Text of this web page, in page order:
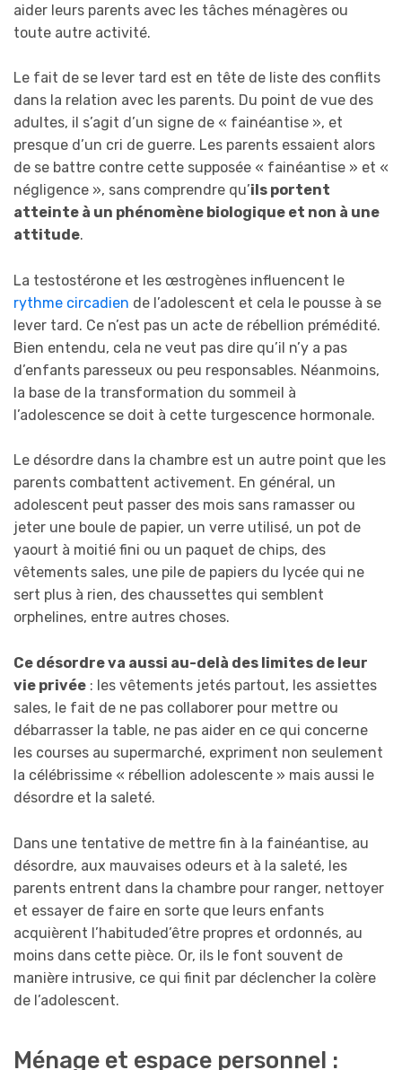
aider leurs parents avec les tâches ménagères ou
toute autre activité.
Le fait de se lever tard est en tête de liste des conflits
dans la relation avec les parents. Du point de vue des
adultes, il s’agit d’un signe de « fainéantise », et
presque d’un cri de guerre. Les parents essaient alors
de se battre contre cette supposée « fainéantise » et «
négligence », sans comprendre qu’ils portent
atteinte à un phénomène biologique et non à une
attitude.
La testostérone et les œstrogènes influencent le
rythme circadien de l’adolescent et cela le pousse à se
lever tard. Ce n’est pas un acte de rébellion prémédité.
Bien entendu, cela ne veut pas dire qu’il n’y a pas
d’enfants paresseux ou peu responsables. Néanmoins,
la base de la transformation du sommeil à
l’adolescence se doit à cette turgescence hormonale.
Le désordre dans la chambre est un autre point que les
parents combattent activement. En général, un
adolescent peut passer des mois sans ramasser ou
jeter une boule de papier, un verre utilisé, un pot de
yaourt à moitié fini ou un paquet de chips, des
vêtements sales, une pile de papiers du lycée qui ne
sert plus à rien, des chaussettes qui semblent
orphelines, entre autres choses.
Ce désordre va aussi au-delà des limites de leur
vie privée : les vêtements jetés partout, les assiettes
sales, le fait de ne pas collaborer pour mettre ou
débarrasser la table, ne pas aider en ce qui concerne
les courses au supermarché, expriment non seulement
la célébrissime « rébellion adolescente » mais aussi le
désordre et la saleté.
Dans une tentative de mettre fin à la fainéantise, au
désordre, aux mauvaises odeurs et à la saleté, les
parents entrent dans la chambre pour ranger, nettoyer
et essayer de faire en sorte que leurs enfants
acquièrent l’habituded’être propres et ordonnés, au
moins dans cette pièce. Or, ils le font souvent de
manière intrusive, ce qui finit par déclencher la colère
de l’adolescent.
Ménage et espace personnel :